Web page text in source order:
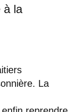
à la
La